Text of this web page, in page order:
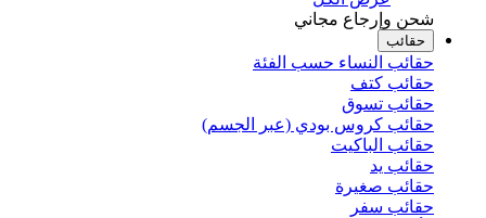
شحن وإرجاع مجاني
حقائب
حقائب النساء حسب الفئة
حقائب كتف
حقائب تسوق
حقائب كروس بودي (عبر الجسم)
حقائب الباكيت
حقائب يد
حقائب صغيرة
حقائب سفر